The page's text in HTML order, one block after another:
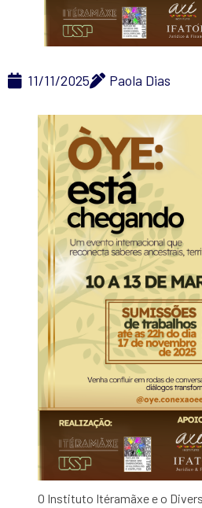
11/11/2025 Paola Dias
O Instituto Itéramãxe e o